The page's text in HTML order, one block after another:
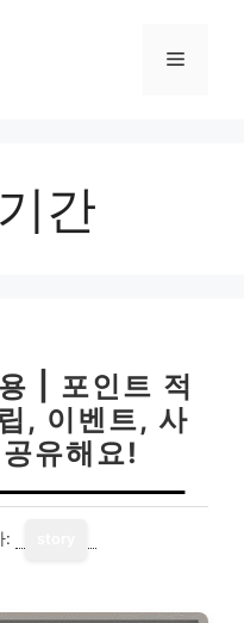
메
간
| 포인트 적
, 이벤트, 사
유해요!
: